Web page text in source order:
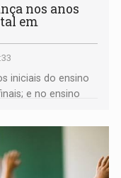
nos anos
em
iniciais do ensino
e no ensino